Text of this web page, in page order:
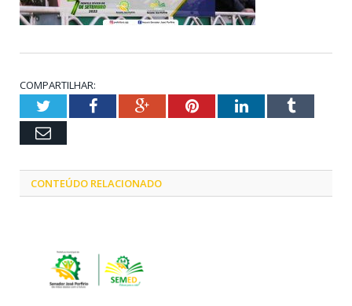
COMPARTILHAR:
TwitterFacebookGoogle+PinterestLinkedInTumblr
Email
CONTEÚDO RELACIONADO